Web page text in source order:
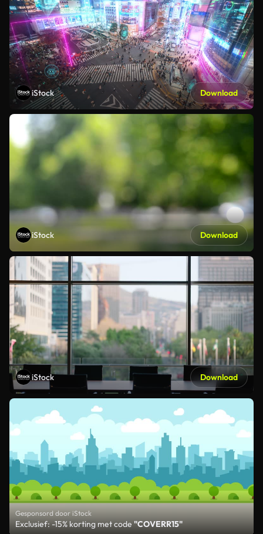
iStock Download
iStock Download
iStock Download
Gesponsord door iStock
Exclusief: -15% korting met code"COVERR15"